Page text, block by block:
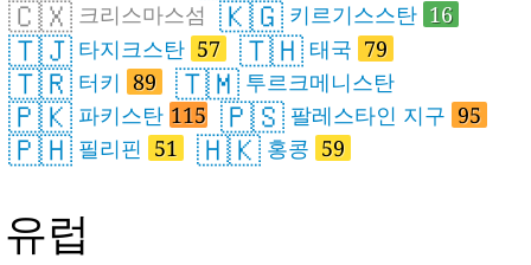
🇨🇽 크리스마스섬 🇰🇬 키르기스스탄 16
🇹🇯 타지크스탄 57 🇹🇭 태국 79
🇹🇷 터키 89 🇹🇲 투르크메니스탄
🇵🇰 파키스탄 115 🇵🇸 팔레스타인 지구 95
🇵🇭 필리핀 51 🇭🇰 홍콩 59
유럽